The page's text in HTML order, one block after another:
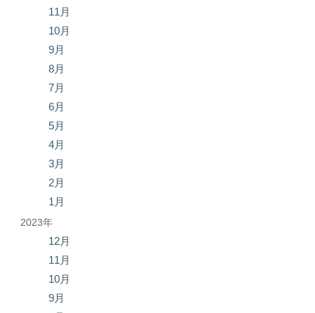
11月
10月
9月
8月
7月
6月
5月
4月
3月
2月
1月
2023年
12月
11月
10月
9月